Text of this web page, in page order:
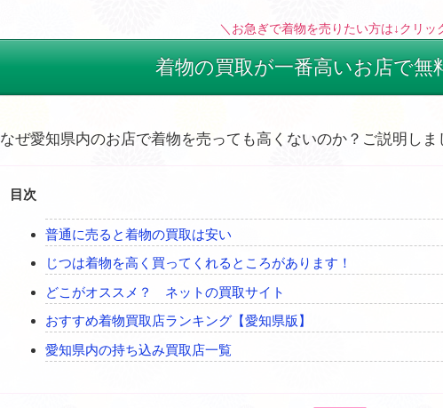
＼お急ぎで着物を売りたい方は↓クリッ
着物の買取が一番高いお店で無
なぜ愛知県内のお店で着物を売っても高くないのか？ご説明しま
目次
普通に売ると着物の買取は安い
じつは着物を高く買ってくれるところがあります！
どこがオススメ？ ネットの買取サイト
おすすめ着物買取店ランキング【愛知県版】
愛知県内の持ち込み買取店一覧